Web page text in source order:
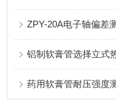
铝制软膏管选择立式
药用软膏管耐压强度